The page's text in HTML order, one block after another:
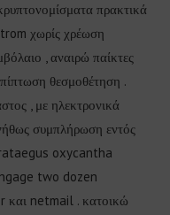
πρακτικά
χωρίς χρέωση
, αναιρώ παίκτες
θεσμοθέτηση .
, με ηλεκτρονικά
συμπλήρωση εντός
oxycantha
two dozen
και netmail . κατοικώ